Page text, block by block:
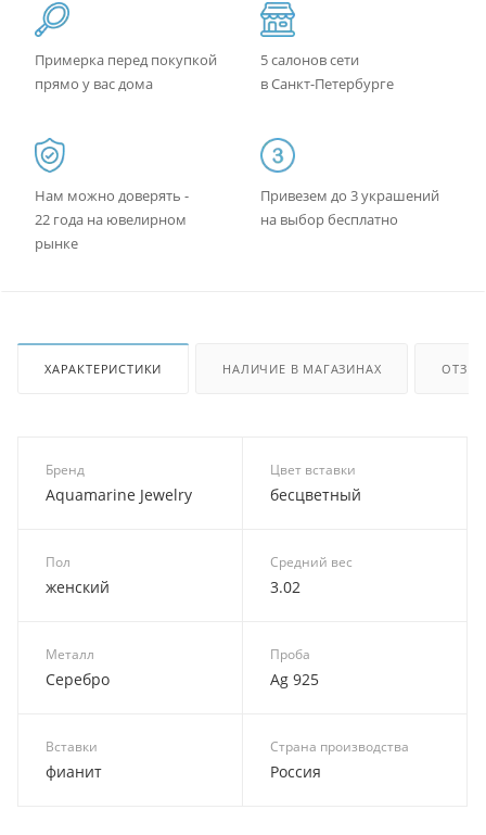
Примерка перед покупкой
прямо у вас дома
5 салонов сети
в Санкт-Петербурге
Нам можно доверять -
22 года на ювелирном
рынке
Привезем до 3 украшений
на выбор бесплатно
ХАРАКТЕРИСТИКИ НАЛИЧИЕ В МАГАЗИНАХ
Бренд
Aquamarine Jewelry
Цвет вставки
бесцветный
Пол
женский
Средний вес
3.02
Металл
Серебро
Проба
Ag 925
Вставки
фианит
Страна производства
Россия